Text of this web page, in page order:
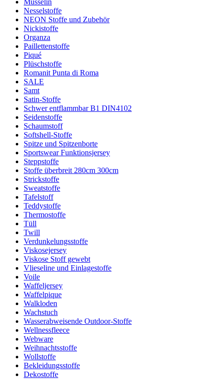
Musselin
Nesselstoffe
NEON Stoffe und Zubehör
Nickistoffe
Organza
Paillettenstoffe
Piqué
Plüschstoffe
Romanit Punta di Roma
SALE
Samt
Satin-Stoffe
Schwer entflammbar B1 DIN4102
Seidenstoffe
Schaumstoff
Softshell-Stoffe
Spitze und Spitzenborte
Sportswear Funktionsjersey
Steppstoffe
Stoffe überbreit 280cm 300cm
Strickstoffe
Sweatstoffe
Tafelstoff
Teddystoffe
Thermostoffe
Tüll
Twill
Verdunkelungsstoffe
Viskosejersey
Viskose Stoff gewebt
Vlieseline und Einlagestoffe
Voile
Waffeljersey
Waffelpique
Walkloden
Wachstuch
Wasserabweisende Outdoor-Stoffe
Wellnessfleece
Webware
Weihnachtsstoffe
Wollstoffe
Bekleidungsstoffe
Dekostoffe